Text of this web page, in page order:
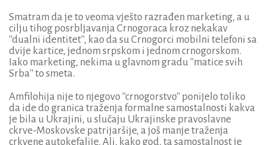
Smatram da je to veoma vješto razrađen marketing, a u
cilju tihog posrbljavanja Crnogoraca kroz nekakav
''dualni identitet'', kao da su Crnogorci mobilni telefoni sa
dvije kartice, jednom srpskom i jednom crnogorskom.
Iako marketing, nekima u glavnom gradu ''matice svih
Srba'' to smeta.
Amfilohija nije to njegovo ''crnogorstvo'' ponijelo toliko
da ide do granica traženja formalne samostalnosti kakva
je bila u Ukrajini, u slučaju Ukrajinske pravoslavne
ckrve-Moskovske patrijaršije, a još manje traženja
crkvene autokefalije. Ali, kako god, ta samostalnost je